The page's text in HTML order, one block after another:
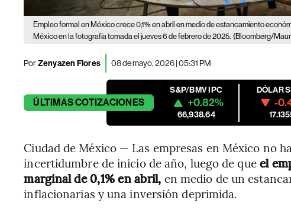
Empleo formal en México crece 0,1% en abril en medio de estancamiento
México en la fotografía tomada el jueves 6 de febrero de 2025. (Bloomberg/
PorZenyazen Flores 08 de mayo, 2026 | 05:31 PM
ÚLTIMASCOTIZACIONES
S&P/BMV IPC
+0.82%
66,938.64
DÓLAR
-
Ciudad de México — Las empresas en México no
incertidumbre de inicio de año, luego de queel
marginal de 0,1% en abril, en medio de un
inflacionarias y una inversión deprimida.